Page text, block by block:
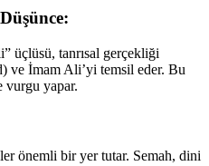
üçlüsü, tanrısal gerçekliği
ve İmam Ali’yi temsil eder. Bu
vurgu yapar.
önemli bir yer tutar. Semah, dini